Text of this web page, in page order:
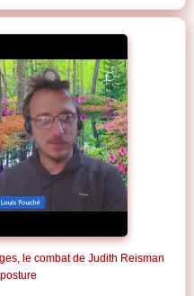
le combat de Judith Reisman